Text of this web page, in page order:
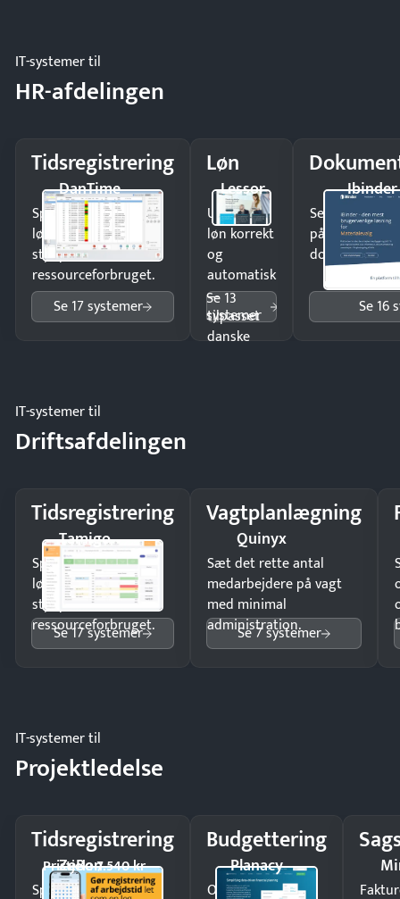
IT-systemer til
HR-afdelingen
Tidsregistrering
DanTime
Spar tid på
lønberegning og få
styr på
ressourceforbruget.
Se 17 systemer
Løn
Lessor
Udbetal
løn korrekt
og
automatisk
—
tilpasset
danske
Se 13
systemer
Ibinder
Send
på minutter
dokumenter.
Se 16
IT-systemer til
Driftsafdelingen
Tidsregistrering
Tamigo
Spar tid på
lønberegning og få
styr på
ressourceforbruget.
Se 17 systemer
Vagtplanlægning
Quinyx
Sæt det rette antal
medarbejdere på vagt
med minimal
administration.
Se 7 systemer
IT-systemer til
Projektledelse
Tidsregistrering
ZeBon
Pristjek: 7.540 kr
Spar tid på
Budgettering
Planacy
Opdag